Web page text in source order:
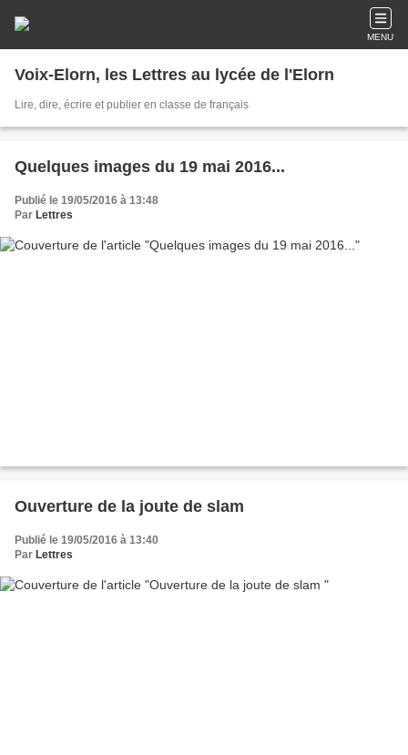
MENU
Voix-Elorn, les Lettres au lycée de l'Elorn
Lire, dire, écrire et publier en classe de français
Quelques images du 19 mai 2016...
Publié le 19/05/2016 à 13:48
Par Lettres
Ouverture de la joute de slam
Publié le 19/05/2016 à 13:40
Par Lettres